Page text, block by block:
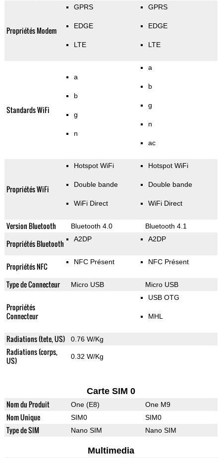
Propriétés Modem
GPRS
EDGE
LTE
GPRS
EDGE
LTE
Standards WiFi
a
b
g
n
a
b
g
n
ac
Propriétés WiFi
Hotspot WiFi
Double bande
WiFi Direct
Hotspot WiFi
Double bande
WiFi Direct
Version Bluetooth Bluetooth 4.0 Bluetooth 4.1
Propriétés Bluetooth A2DP A2DP
Propriétés NFC NFC Présent NFC Présent
Type de Connecteur Micro USB Micro USB
Propriétés
Connecteur
USB OTG
MHL
Radiations (tete, US) 0.76 W/Kg
Radiations (corps,
US)
0.32 W/Kg
Carte SIM 0
Nom du Produit One (E8) One M9
Nom Unique SIM0 SIM0
Type de SIM Nano SIM Nano SIM
Multimedia